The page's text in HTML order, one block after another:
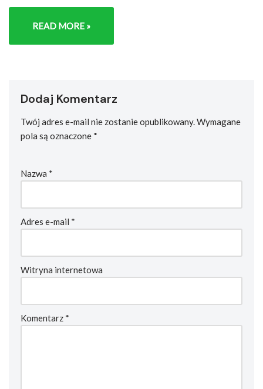
READ MORE »
Dodaj Komentarz
Twój adres e-mail nie zostanie opublikowany.Wymagane
pola są oznaczone *
Nazwa *
Adres e-mail *
Witryna internetowa
Komentarz *